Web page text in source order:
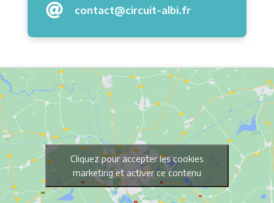
 contact@circuit-albi.fr
Cliquez pour accepter les cookies
marketing et activer ce contenu